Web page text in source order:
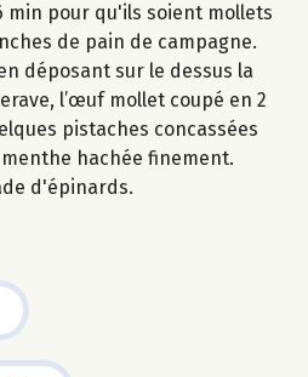
min pour qu'ils soient mollets
de pain de campagne.
déposant sur le dessus la
l’œuf mollet coupé en 2
pistaches concassées
hachée finement.
d'épinards.